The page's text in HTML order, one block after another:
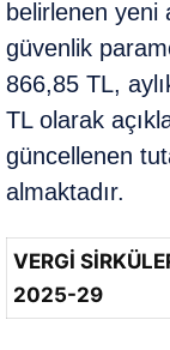
belirlenen yeni
güvenlik
866,85 TL,
TL olarak
güncellenen
almaktadır.
VERGİ
2025-29